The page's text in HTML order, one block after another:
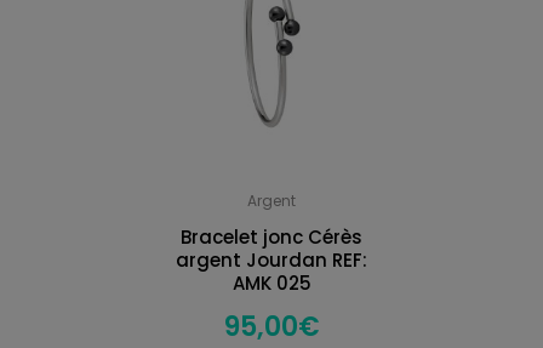
Argent
Bracelet jonc Cérès
argent Jourdan REF:
AMK 025
95,00€